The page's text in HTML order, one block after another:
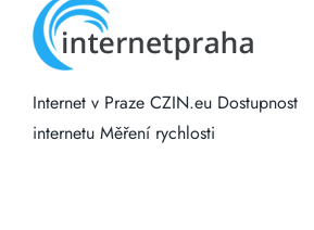
Internet v Praze CZIN.eu Dostupnost
internetu Měření rychlosti